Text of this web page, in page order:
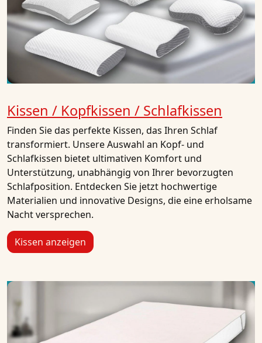
Kissen / Kopfkissen / Schlafkissen
Finden Sie das perfekte Kissen, das Ihren Schlaf
transformiert. Unsere Auswahl an Kopf- und
Schlafkissen bietet ultimativen Komfort und
Unterstützung, unabhängig von Ihrer bevorzugten
Schlafposition. Entdecken Sie jetzt hochwertige
Materialien und innovative Designs, die eine erholsame
Nacht versprechen.
Kissen anzeigen